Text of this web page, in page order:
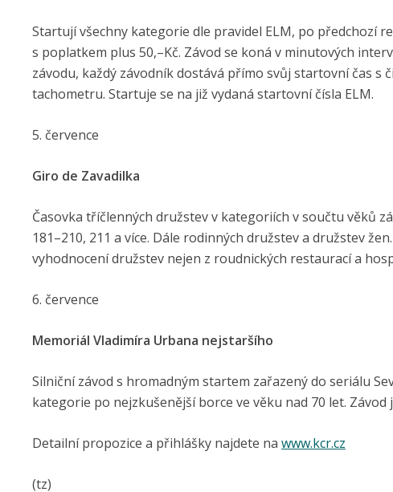
Startují všechny kategorie dle pravidel ELM, po předchozí
s poplatkem plus 50,–Kč. Závod se koná v minutových
závodu, každý závodník dostává přímo svůj startovní čas
tachometru. Startuje se na již vydaná startovní čísla ELM.
5. července
Giro de Zavadilka
Časovka tříčlenných družstev v kategoriích v součtu věků
181–210, 211 a více. Dále rodinných družstev a družstev
vyhodnocení družstev nejen z roudnických restaurací a
6. července
Memoriál Vladimíra Urbana nejstaršího
Silniční závod s hromadným startem zařazený do seriálu
kategorie po nejzkušenější borce ve věku nad 70 let.
Detailní propozice a přihlášky najdete na www.kcr.cz
(tz)